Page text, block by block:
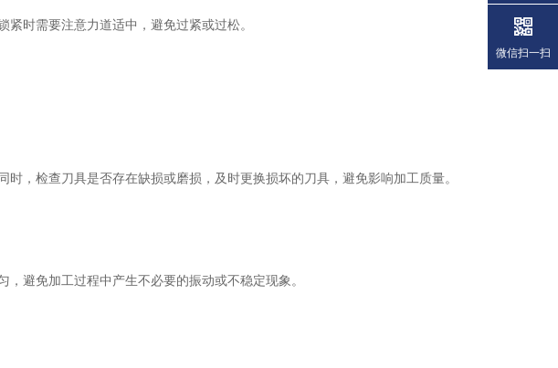
时需要注意力道适中，避免过紧或过松。
检查刀具是否存在缺损或磨损，及时更换损坏的刀具，避免影响加工质量。
避免加工过程中产生不必要的振动或不稳定现象。
微信扫一扫